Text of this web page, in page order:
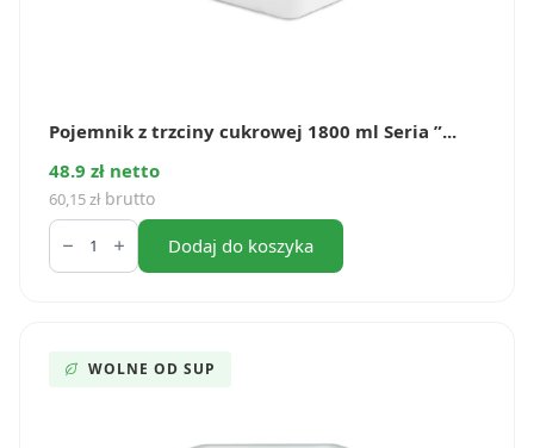
Pojemnik z trzciny cukrowej 1800 ml Seria ”...
48.9 zł netto
60,15zł brutto
ilość
Pojemnik
z
Seria
”5”
Dodaj do koszyka
WOLNE OD SUP